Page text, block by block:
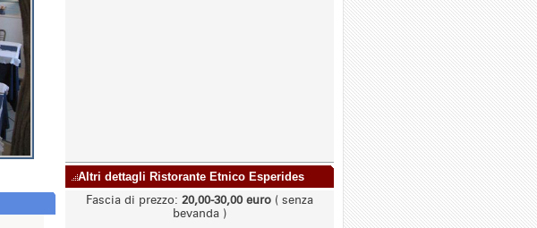
Altri dettagli Ristorante Etnico Esperides
Fascia di prezzo: 20,00-30,00 euro ( senza
bevanda )